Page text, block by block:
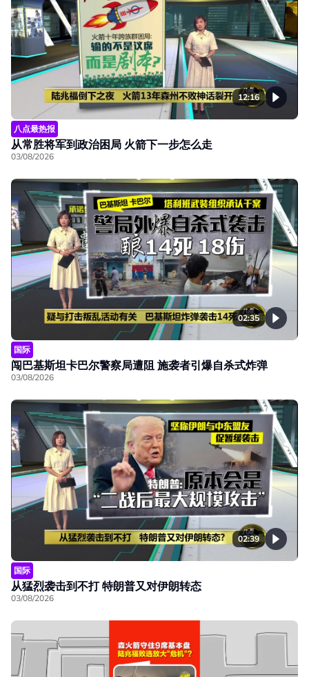
12:16
八点最热报
从常胜将军到政治困局 火箭下一步怎么走
03/08/2026
02:35
国际
闯巴基斯坦卡巴尔警察局遭阻 施袭者引爆自杀式炸弹
03/08/2026
02:39
国际
从猛烈袭击到不打 特朗普又对伊朗转态
03/08/2026